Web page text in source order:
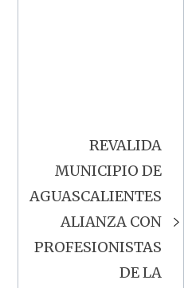
REVALIDA
MUNICIPIO DE
AGUASCALIENTES
ALIANZA CON
PROFESIONISTAS
DE LA